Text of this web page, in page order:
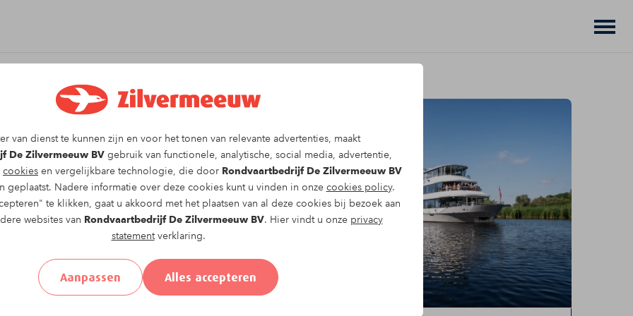
van dienst te kunnen zijn en voor het tonen van relevante advertenties, maakt
De Zilvermeeuw BV gebruik van functionele, analytische, social media, advertentie,
cookies en vergelijkbare technologie, die door Rondvaartbedrijf De Zilvermeeuw BV
geplaatst. Nadere informatie over deze cookies kunt u vinden in onze cookies policy.
te klikken, gaat u akkoord met het plaatsen van al deze cookies bij bezoek aan
websites van Rondvaartbedrijf De Zilvermeeuw BV. Hier vindt u onze privacy
statementverklaring.
Aanpassen Alles accepteren
arrangement!
of Z9vaartocht opzondag 14-06-2026om
Achternaam*